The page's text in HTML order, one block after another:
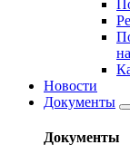
Новости
Документы
Документы